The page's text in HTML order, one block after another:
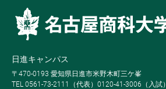
日進キャンパス
〒470-0193 愛知県日進市米野木町三ケ峯
TEL 0561-73-2111（代表）0120-41-3006（入試）